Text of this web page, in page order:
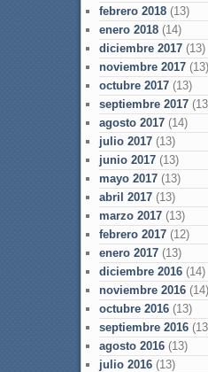
febrero 2018(13)
enero 2018(14)
diciembre 2017(13)
noviembre 2017(13)
octubre 2017(13)
septiembre 2017
agosto 2017(14)
julio 2017(13)
junio 2017(13)
mayo 2017(13)
abril 2017(13)
marzo 2017(13)
febrero 2017(12)
enero 2017(13)
diciembre 2016(14)
noviembre 2016(14)
octubre 2016(13)
septiembre 2016
agosto 2016(13)
julio 2016(13)